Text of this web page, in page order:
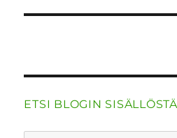
k
ETSI BLOGIN SISÄLLÖSTÄ